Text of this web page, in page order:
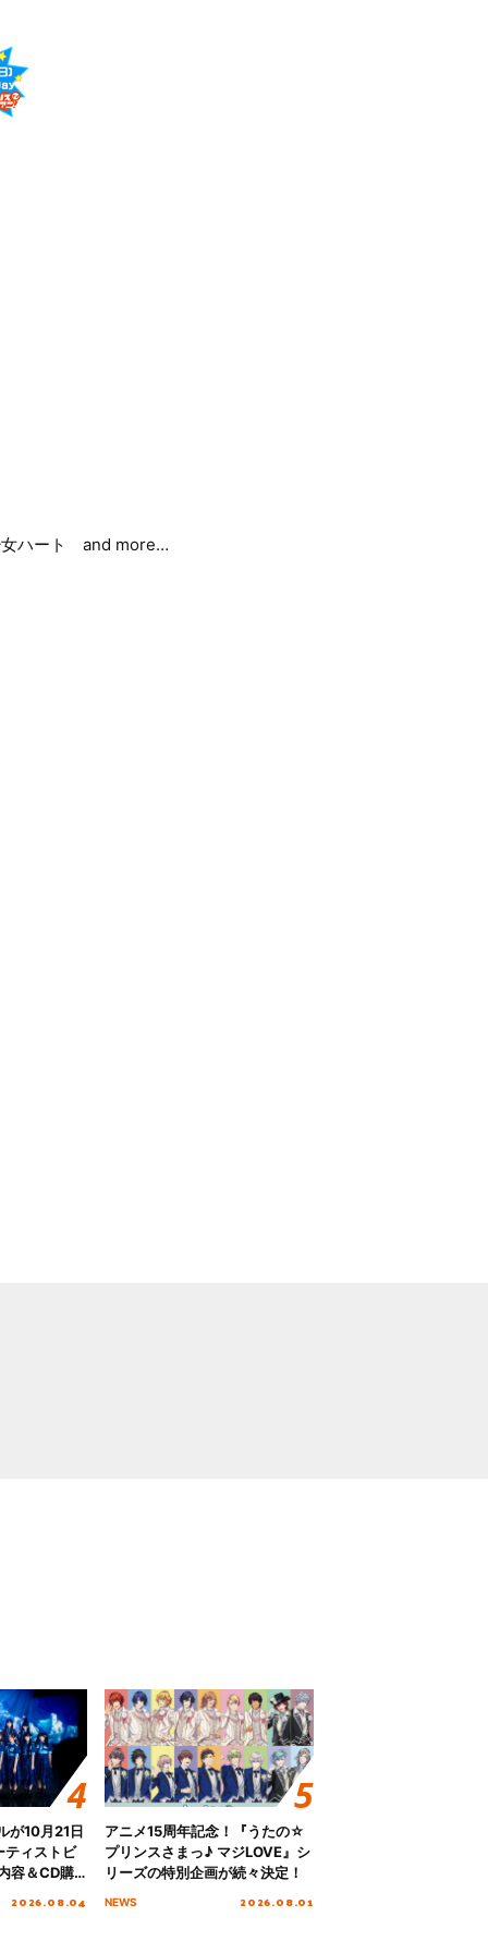
女ハート and more…
が10月21日
ティストビ
容＆CD購
2026.08.04
アニメ15周年記念！『うたの☆
プリンスさまっ♪ マジLOVE』シ
リーズの特別企画が続々決定！
NEWS 2026.08.01